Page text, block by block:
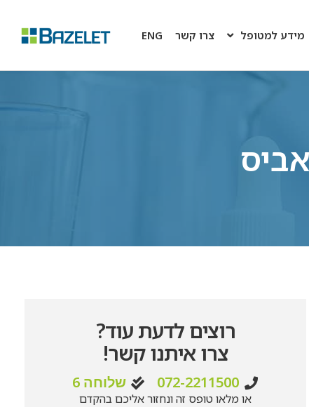
מידע למטופל צרו קשר ENG
רוצים לדעת עוד?
צרו איתנו קשר!
072-2211500 שלוחה 6
או מלאו טופס זה ונחזור אליכם בהקדם